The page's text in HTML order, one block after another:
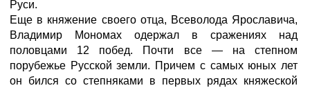
Руси.
Еще в княжение своего отца, Всеволода Ярославича,
Владимир Мономах одержал в сражениях над
половцами 12 побед. Почти все — на степном
порубежье Русской земли. Причем с самых юных лет
он бился со степняками в первых рядах княжеской